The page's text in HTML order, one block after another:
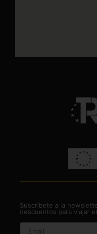
Suscríbete a la
descuentos para viajar